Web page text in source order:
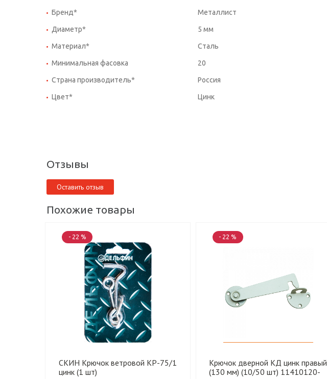
Бренд* Металлист
Диаметр* 5 мм
Материал* Сталь
Минимальная фасовка 20
Страна производитель* Россия
Цвет* Цинк
Отзывы
Оставить отзыв
Похожие товары
- 22 %
СКИН Крючок ветровой КР-75/1
цинк (1 шт)
- 22 %
Крючок дверной КД цинк правый
(130 мм) (10/50 шт) 11410120-